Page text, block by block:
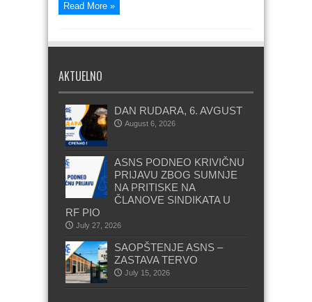
Read More »
AKTUELNO
DAN RUDARA, 6. AVGUST
August 6, 2026
ASNS PODNEO KRIVIČNU
PRIJAVU ZBOG SUMNJE
NA PRITISKE NA
ČLANOVE SINDIKATA U
RF PIO
July 27, 2026
SAOPŠTENJE ASNS –
ZASTAVA TERVO
July 15, 2026